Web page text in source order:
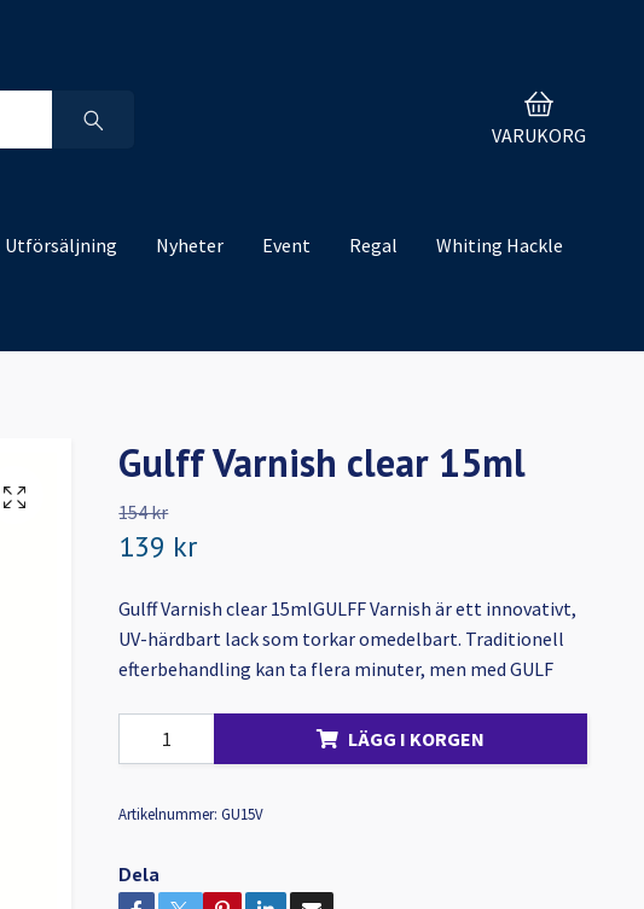
VARUKORG
Utförsäljning Nyheter Event Regal
Whiting Hackle
Gulff Varnish clear 15ml
154 kr
139 kr
Gulff Varnish clear 15mlGULFF Varnish är ett innovativt,
UV-härdbart lack som torkar omedelbart. Traditionell
efterbehandling kan ta flera minuter, men med GULF
LÄGG I KORGEN
Artikelnummer: GU15V
Dela